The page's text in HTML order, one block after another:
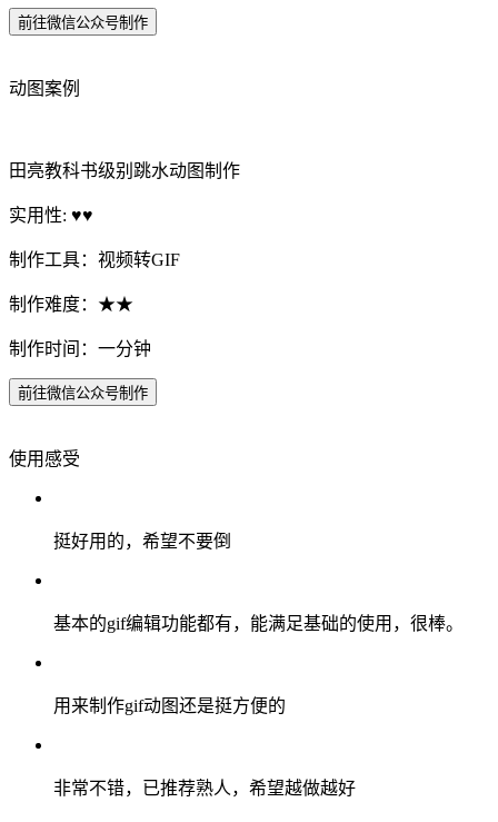
前往微信公众号制作
动图案例
田亮教科书级别跳水动图制作
实用性: ♥♥
制作工具：视频转GIF
制作难度：★★
制作时间：一分钟
前往微信公众号制作
使用感受
挺好用的，希望不要倒
基本的gif编辑功能都有，能满足基础的使用，很棒。
用来制作gif动图还是挺方便的
非常不错，已推荐熟人，希望越做越好